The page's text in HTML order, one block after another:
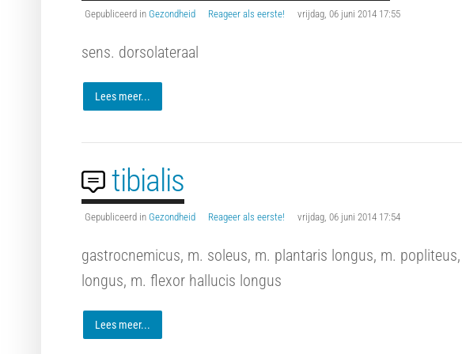
Gepubliceerd in Gezondheid Reageer als eerste! vrijdag, 06 juni 2014 17:55
sens. dorsolateraal
Lees meer...
tibialis
Gepubliceerd in Gezondheid Reageer als eerste! vrijdag, 06 juni 2014 17:54
gastrocnemicus, m. soleus, m. plantaris longus, m.
longus, m. flexor hallucis longus
Lees meer...